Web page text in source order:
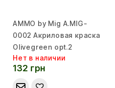
AMMO by Mig A.MIG-
0002 Акриловая краска
Olivegreen opt.2
Нет в наличии
132 грн